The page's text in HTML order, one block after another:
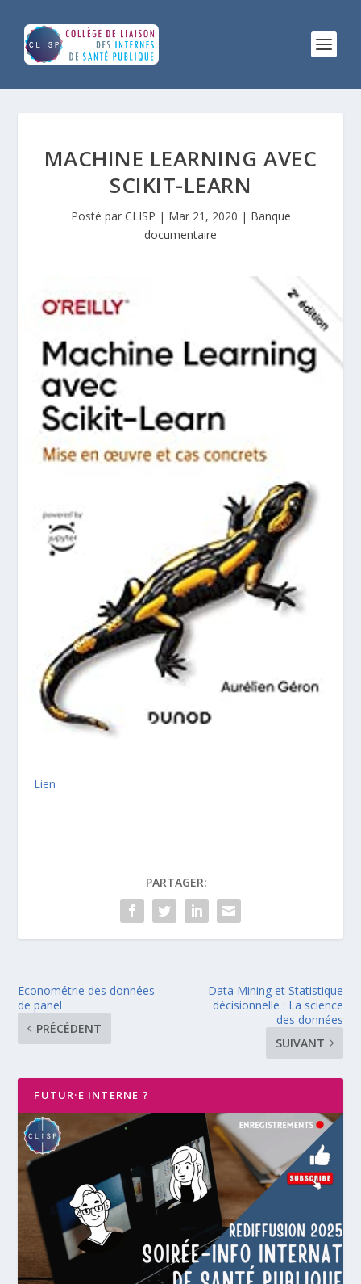
MACHINE LEARNING AVEC
SCIKIT-LEARN
Posté par CLISP | Mar 21, 2020 | Banque
documentaire
Lien
PARTAGER:
Econométrie des données
de panel
PRÉCÉDENT
Data Mining et Statistique
décisionnelle : La science
des données
SUIVANT
FUTUR·E INTERNE ?